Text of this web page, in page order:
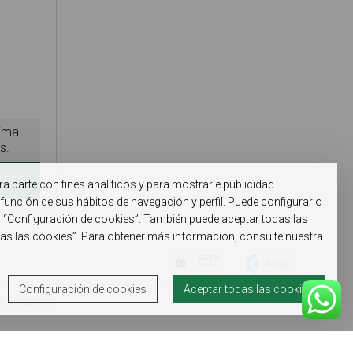
parte con fines analíticos y para mostrarle publicidad
de sus hábitos de navegación y perfil. Puede configurar o
de cookies”. También puede aceptar todas las
las cookies”. Para obtener más información, consulte nuestra
Configuración de cookies Aceptar todas las cookies